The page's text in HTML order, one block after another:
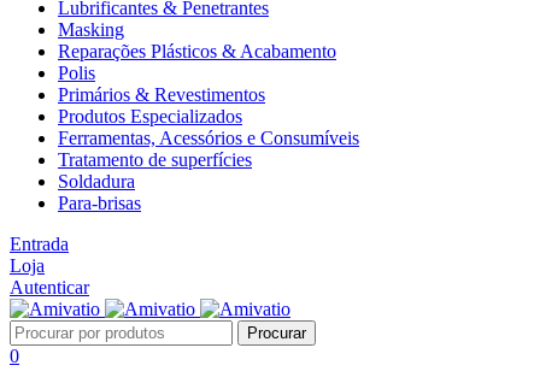
Lubrificantes & Penetrantes
Masking
Reparações Plásticos & Acabamento
Polis
Primários & Revestimentos
Produtos Especializados
Ferramentas, Acessórios e Consumíveis
Tratamento de superfícies
Soldadura
Para-brisas
Entrada
Loja
Autenticar
0